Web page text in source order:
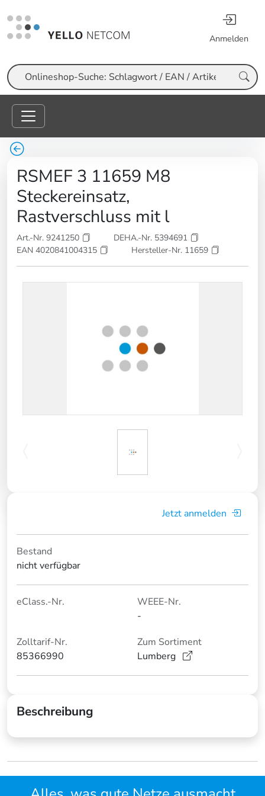
Anmelden
Suche
RSMEF 3 11659 M8
Steckereinsatz,
Rastverschluss mit l
Art.-Nr. 9241250
DEHA.-Nr. 5394691
EAN 4020841004315
Hersteller-Nr. 11659
Jetzt anmelden
Bestand
nicht verfügbar
eClass.-Nr.
WEEE-Nr.
-
Zolltarif-Nr.
85366990
Zum Sortiment
Lumberg
Beschreibung